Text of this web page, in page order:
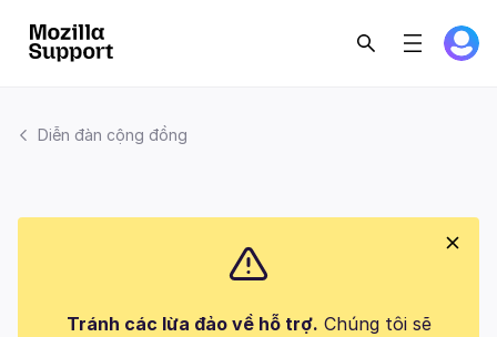
Diễn đàn cộng đồng
Tránh các lừa đảo về hỗ trợ. Chúng tôi sẽ